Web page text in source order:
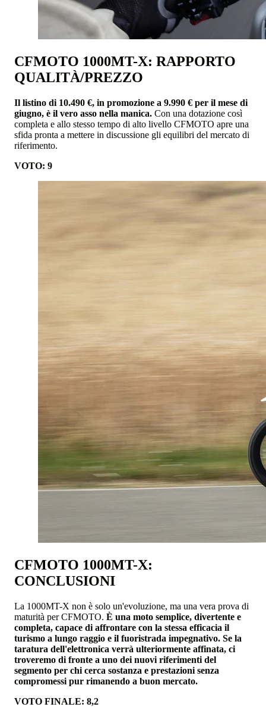
CFMOTO 1000MT-X: RAPPORTO
QUALITÀ/PREZZO
Il listino di 10.490 €, in promozione a 9.990 € per il mese di
giugno, è il vero asso nella manica. Con una dotazione così
completa e allo stesso tempo di alto livello CFMOTO apre una
sfida pronta a mettere in discussione gli equilibri del mercato di
riferimento.
VOTO: 9
CFMOTO 1000MT-X:
CONCLUSIONI
La 1000MT-X non è solo un'evoluzione, ma una vera prova di
maturità per CFMOTO. È una moto semplice, divertente e
completa, capace di affrontare con la stessa efficacia il
turismo a lungo raggio e il fuoristrada impegnativo. Se la
taratura dell'elettronica verrà ulteriormente affinata, ci
troveremo di fronte a uno dei nuovi riferimenti del
segmento per chi cerca sostanza e prestazioni senza
compromessi pur rimanendo a buon mercato.
VOTO FINALE: 8,2